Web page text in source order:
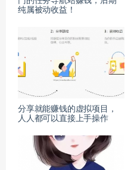
纯属被动收益！
分享就能赚钱的虚拟项目，
人人都可以直接上手操作